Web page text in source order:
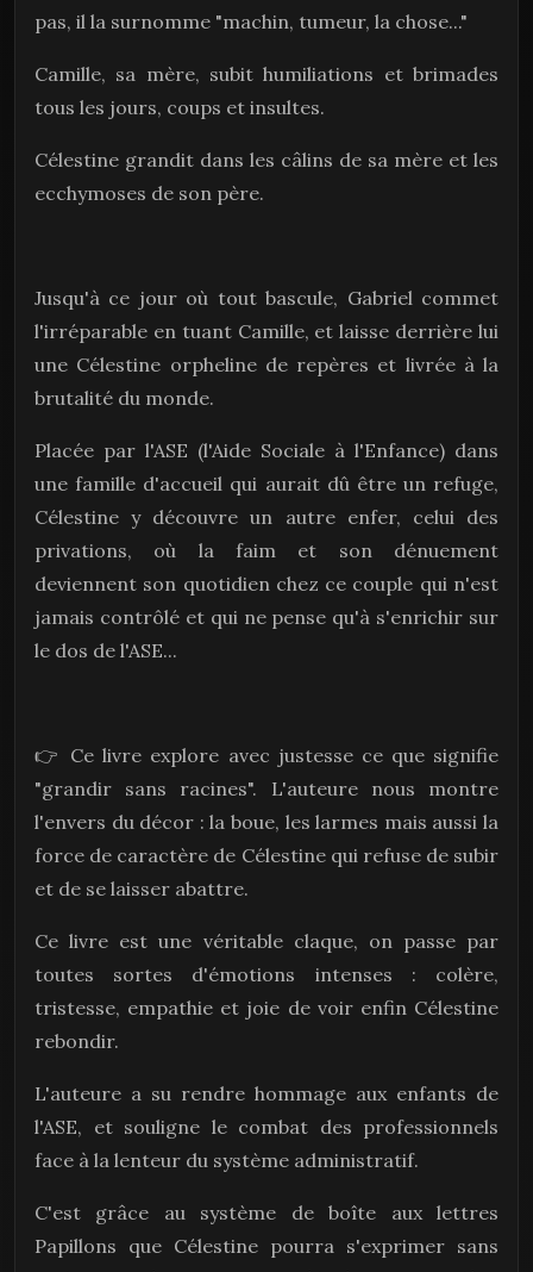
pas, il la surnomme "machin, tumeur, la chose..."
Camille, sa mère, subit humiliations et brimades
tous les jours, coups et insultes.
Célestine grandit dans les câlins de sa mère et les
ecchymoses de son père.
Jusqu'à ce jour où tout bascule, Gabriel commet
l'irréparable en tuant Camille, et laisse derrière lui
une Célestine orpheline de repères et livrée à la
brutalité du monde.
Placée par l'ASE (l'Aide Sociale à l'Enfance) dans
une famille d'accueil qui aurait dû être un refuge,
Célestine y découvre un autre enfer, celui des
privations, où la faim et son dénuement
deviennent son quotidien chez ce couple qui n'est
jamais contrôlé et qui ne pense qu'à s'enrichir sur
le dos de l'ASE...
👉 Ce livre explore avec justesse ce que signifie
"grandir sans racines". L'auteure nous montre
l'envers du décor : la boue, les larmes mais aussi la
force de caractère de Célestine qui refuse de subir
et de se laisser abattre.
Ce livre est une véritable claque, on passe par
toutes sortes d'émotions intenses : colère,
tristesse, empathie et joie de voir enfin Célestine
rebondir.
L'auteure a su rendre hommage aux enfants de
l'ASE, et souligne le combat des professionnels
face à la lenteur du système administratif.
C'est grâce au système de boîte aux lettres
Papillons que Célestine pourra s'exprimer sans